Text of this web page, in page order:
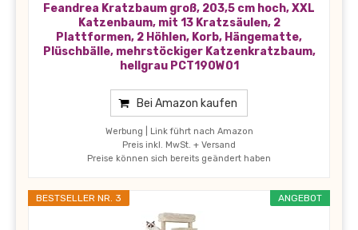
Feandrea Kratzbaum groß, 203,5 cm hoch, XXL
Katzenbaum, mit 13 Kratzsäulen, 2
Plattformen, 2 Höhlen, Korb, Hängematte,
Plüschbälle, mehrstöckiger Katzenkratzbaum,
hellgrau PCT190W01
Bei Amazon kaufen
Werbung | Link führt nach Amazon
Preis inkl. MwSt. + Versand
Preise können sich bereits geändert haben
ANGEBOT
BESTSELLER NR. 3